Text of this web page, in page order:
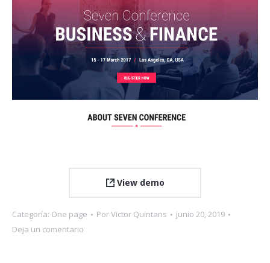
View demo
Categoría: One page PorVictor Quintans
junio 20, 2019
Deja un comentario